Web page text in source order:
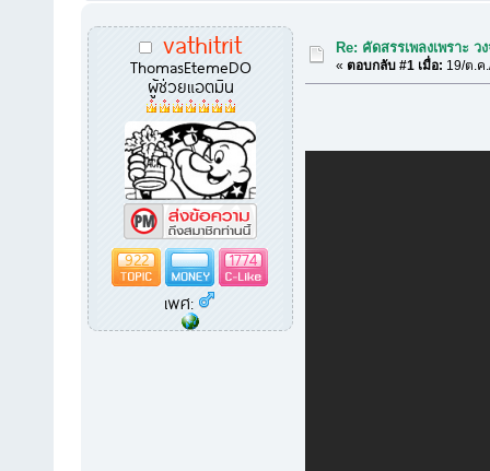
vathitrit
ThomasEtemeDO
ผู้ช่วยแอตมิน
922
1774
เพศ:
Re: คัดสรรเพลงเพราะ
«ตอบกลับ #1 เมื่อ: 19/ต.ค